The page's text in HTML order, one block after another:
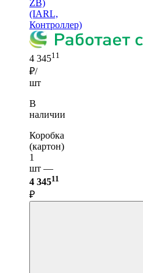
ZB)
(IARL,
Контроллер)
4 34511
₽/
шт
В
наличии
Коробка
(картон)
1
шт —
4 34511
₽